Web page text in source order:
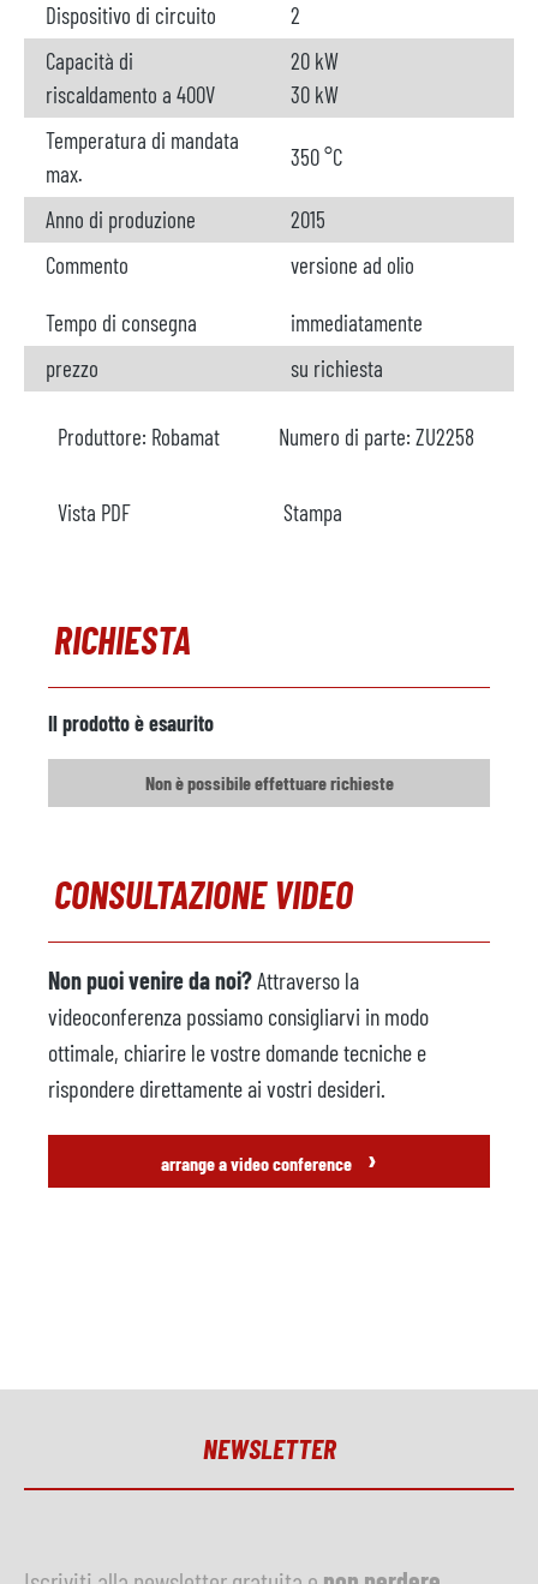
Dispositivo di circuito
2
Capacità di
riscaldamento a 400V
20 kW
30 kW
Temperatura di mandata
max.
350 °C
Anno di produzione
2015
Commento
versione ad olio
Tempo di consegna
immediatamente
prezzo
su richiesta
Produttore: Robamat Numero di parte: ZU2258
Vista PDF Stampa
RICHIESTA
Il prodotto è esaurito
Non è possibile effettuare richieste
CONSULTAZIONE VIDEO
Non puoi venire da noi?Attraverso la
videoconferenza possiamo consigliarvi in modo
ottimale, chiarire le vostre domande tecniche e
rispondere direttamente ai vostri desideri.
arrange a video conference ›
NEWSLETTER